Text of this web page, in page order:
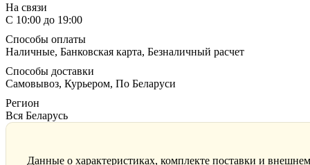
На связи
С 10:00 до 19:00
Способы оплаты
Наличные, Банковская карта, Безналичный расчет
Способы доставки
Самовывоз, Курьером, По Беларуси
Регион
Вся Беларусь
Данные о характеристиках, комплекте поставки и